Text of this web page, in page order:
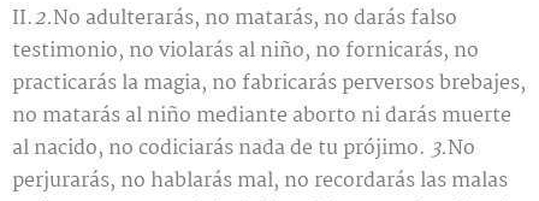
II.2.No adulterarás, no matarás, no darás falso
testimonio, no violarás al niño, no fornicarás, no
practicarás la magia, no fabricarás perversos brebajes,
no matarás al niño mediante aborto ni darás muerte
al nacido, no codiciarás nada de tu prójimo. 3.No
perjurarás, no hablarás mal, no recordarás las malas